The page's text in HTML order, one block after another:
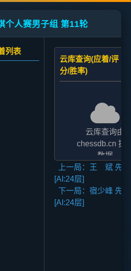
个人赛男子组 第11轮
列表
云库查询(应着/评
分/胜率)
云库查询由
chessdb.cn 提
数据
AI支招,云库应
二者的评分表
法相差2至3倍,
上一局：王 斌 先
[AI:24层]
下一局：宿少峰 先
[AI:24层]